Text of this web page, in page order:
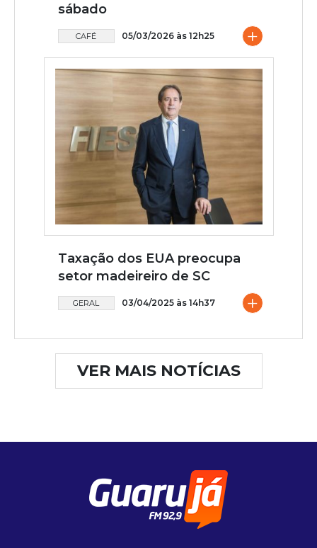
sábado
CAFÉ 05/03/2026 às 12h25 +
Taxação dos EUA preocupa
setor madeireiro de SC
GERAL 03/04/2025 às 14h37 +
VER MAIS NOTÍCIAS